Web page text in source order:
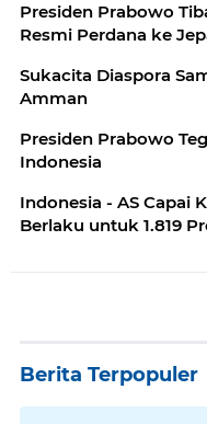
Presiden Prabowo
Resmi Perdana ke
Sukacita Diaspora
Amman
Presiden Prabowo
Indonesia
Indonesia - AS Capai
Berlaku untuk 1.819
Berita Terpopuler